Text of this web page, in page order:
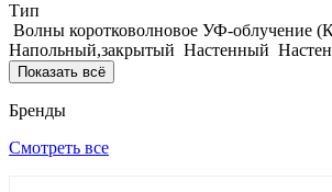
Тип
Волны коротковолновое УФ-облучение
Напольный,закрытый Настенный
Показать всё
Бренды
Смотреть все